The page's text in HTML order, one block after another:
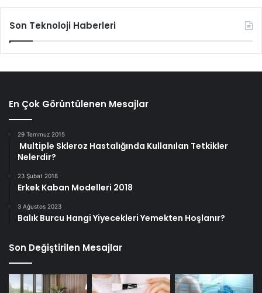
Son Teknoloji Haberleri
En Çok Görüntülenen Mesajlar
29 Temmuz 2015
Multiple Skleroz Hastalığında Kullanılan Tetkikler
Nelerdir?
23 Şubat 2018
Erkek Kaban Modelleri 2018
3 Ağustos 2023
Balık Burcu Hangi Yiyecekleri Yemekten Hoşlanır?
Son Değiştirilen Mesajlar